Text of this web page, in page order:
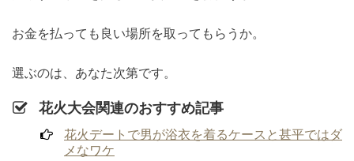
お金を払っても良い場所を取ってもらうか。
選ぶのは、あなた次第です。
花火大会関連のおすすめ記事
花火デートで男が浴衣を着るケースと甚平ではダ
メなワケ